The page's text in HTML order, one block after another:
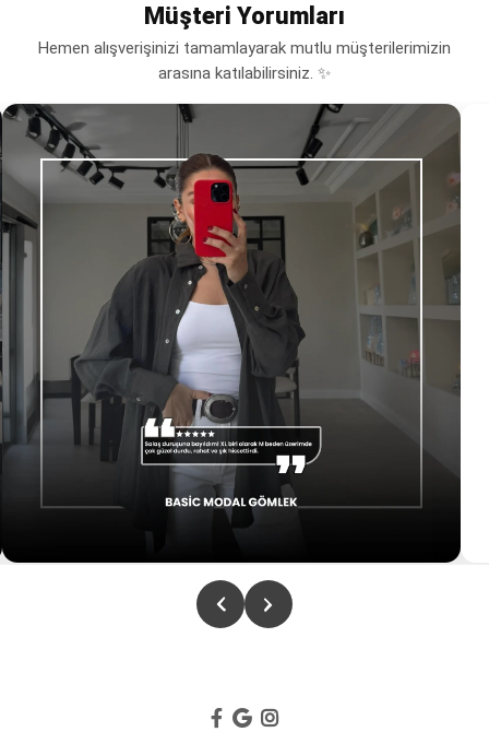
Müşteri Yorumları
Hemen alışverişinizi tamamlayarak mutlu müşterilerimizin
arasına katılabilirsiniz. ✨